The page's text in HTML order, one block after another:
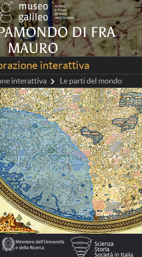
DI FRA
MAURO
interattiva
interattiva Le parti del mondo